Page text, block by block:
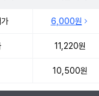
6,000원
11,220원
10,500원